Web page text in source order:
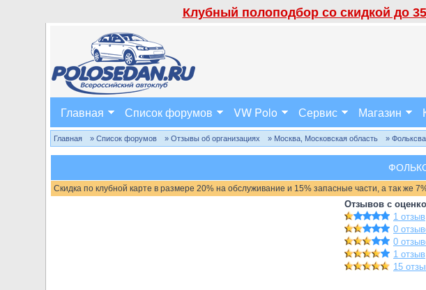
Клубный полоподбор со скидкой до
Главная Список форумов VW Polo Сервис Магазин
Главная » Список форумов » Отзывы об организациях » Москва, Московская область »
Скидка по клубной карте в размере 20% на обслуживание и 15% запасные части, а так же
Отзывов с
1 отзыв
0
0
1 отзыв
15